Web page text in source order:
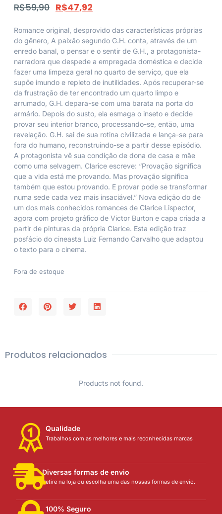
R$59,90 R$47,92
Romance original, desprovido das características próprias
do gênero, A paixão segundo G.H. conta, através de um
enredo banal, o pensar e o sentir de G.H., a protagonista-
narradora que despede a empregada doméstica e decide
fazer uma limpeza geral no quarto de serviço, que ela
supõe imundo e repleto de inutilidades. Após recuperar-se
da frustração de ter encontrado um quarto limpo e
arrumado, G.H. depara-se com uma barata na porta do
armário. Depois do susto, ela esmaga o inseto e decide
provar seu interior branco, processando-se, então, uma
revelação. G.H. sai de sua rotina civilizada e lança-se para
fora do humano, reconstruindo-se a partir desse episódio.
A protagonista vê sua condição de dona de casa e mãe
como uma selvagem. Clarice escreve: “Provação significa
que a vida está me provando. Mas provação significa
também que estou provando. E provar pode se transformar
numa sede cada vez mais insaciável.” Nova edição do de
um dos mais conhecidos romances de Clarice Lispector,
agora com projeto gráfico de Victor Burton e capa criada a
partir de pinturas da própria Clarice. Esta edição traz
posfácio do cineasta Luiz Fernando Carvalho que adaptou
o texto para o cinema.
Fora de estoque
Produtos relacionados
Products not found.
Qualidade
Trabalhos com as melhores e mais reconhecidas marcas
Diversas formas de envio
Retire na loja ou escolha uma das nossas formas de envio.
100% Seguro